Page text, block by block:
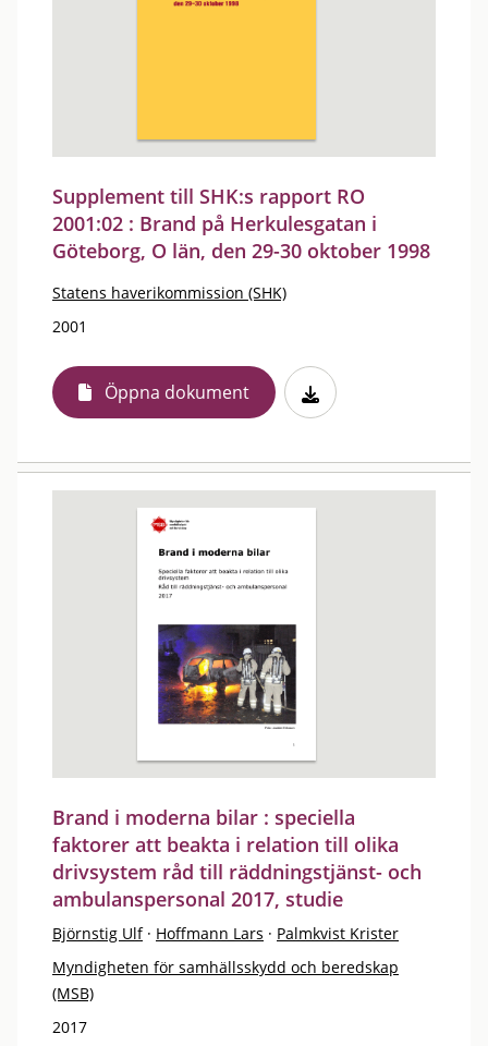
Supplement till SHK:s rapport RO
2001:02 : Brand på Herkulesgatan i
Göteborg, O län, den 29-30 oktober 1998
Statens haverikommission (SHK)
2001
Öppna dokument
Brand i moderna bilar : speciella
faktorer att beakta i relation till olika
drivsystem råd till räddningstjänst- och
ambulanspersonal 2017, studie
Björnstig Ulf · Hoffmann Lars · Palmkvist Krister
Myndigheten för samhällsskydd och beredskap
(MSB)
2017